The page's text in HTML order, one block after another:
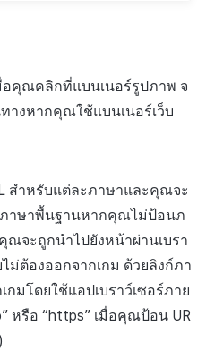
อคุณคลิกที่แบนเนอร์รูปภาพ จ
างหากคุณใช้แบนเนอร์เว็บ
สำหรับแต่ละภาษาและคุณจะ
ภาษาพื้นฐานหากคุณไม่ป้อนภ
ณจะถูกนำไปยังหน้าผ่านเบรา
ม่ต้องออกจากเกม ด้วยลิงก์ภา
มโดยใช้แอปเบราว์เซอร์ภาย
หรือ “https” เมื่อคุณป้อน UR